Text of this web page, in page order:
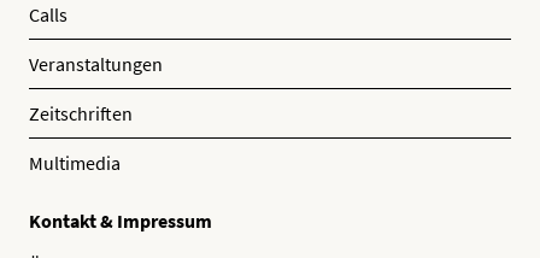
Calls
Veranstaltungen
Zeitschriften
Multimedia
Kontakt & Impressum